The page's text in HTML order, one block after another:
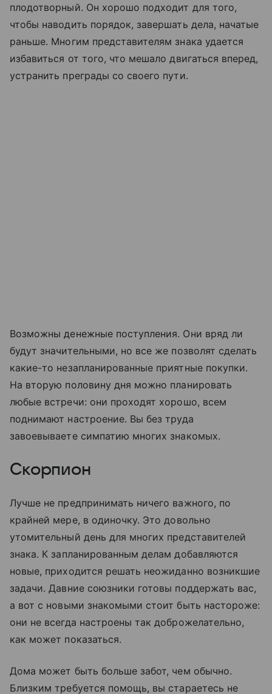
плодотворный. Он хорошо подходит для того,
чтобы наводить порядок, завершать дела, начатые
раньше. Многим представителям знака удается
избавиться от того, что мешало двигаться вперед,
устранить преграды со своего пути.
Возможны денежные поступления. Они вряд ли
будут значительными, но все же позволят сделать
какие-то незапланированные приятные покупки.
На вторую половину дня можно планировать
любые встречи: они проходят хорошо, всем
поднимают настроение. Вы без труда
завоевываете симпатию многих знакомых.
Скорпион
Лучше не предпринимать ничего важного, по
крайней мере, в одиночку. Это довольно
утомительный день для многих представителей
знака. К запланированным делам добавляются
новые, приходится решать неожиданно возникшие
задачи. Давние союзники готовы поддержать вас,
а вот с новыми знакомыми стоит быть настороже:
они не всегда настроены так доброжелательно,
как может показаться.
Дома может быть больше забот, чем обычно.
Близким требуется помощь, вы стараетесь не